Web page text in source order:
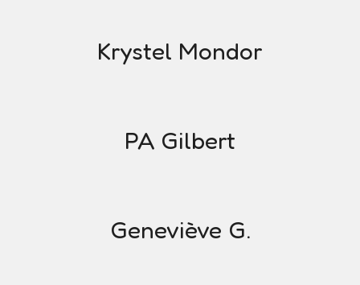
Krystel Mondor
PA Gilbert
Geneviève G.